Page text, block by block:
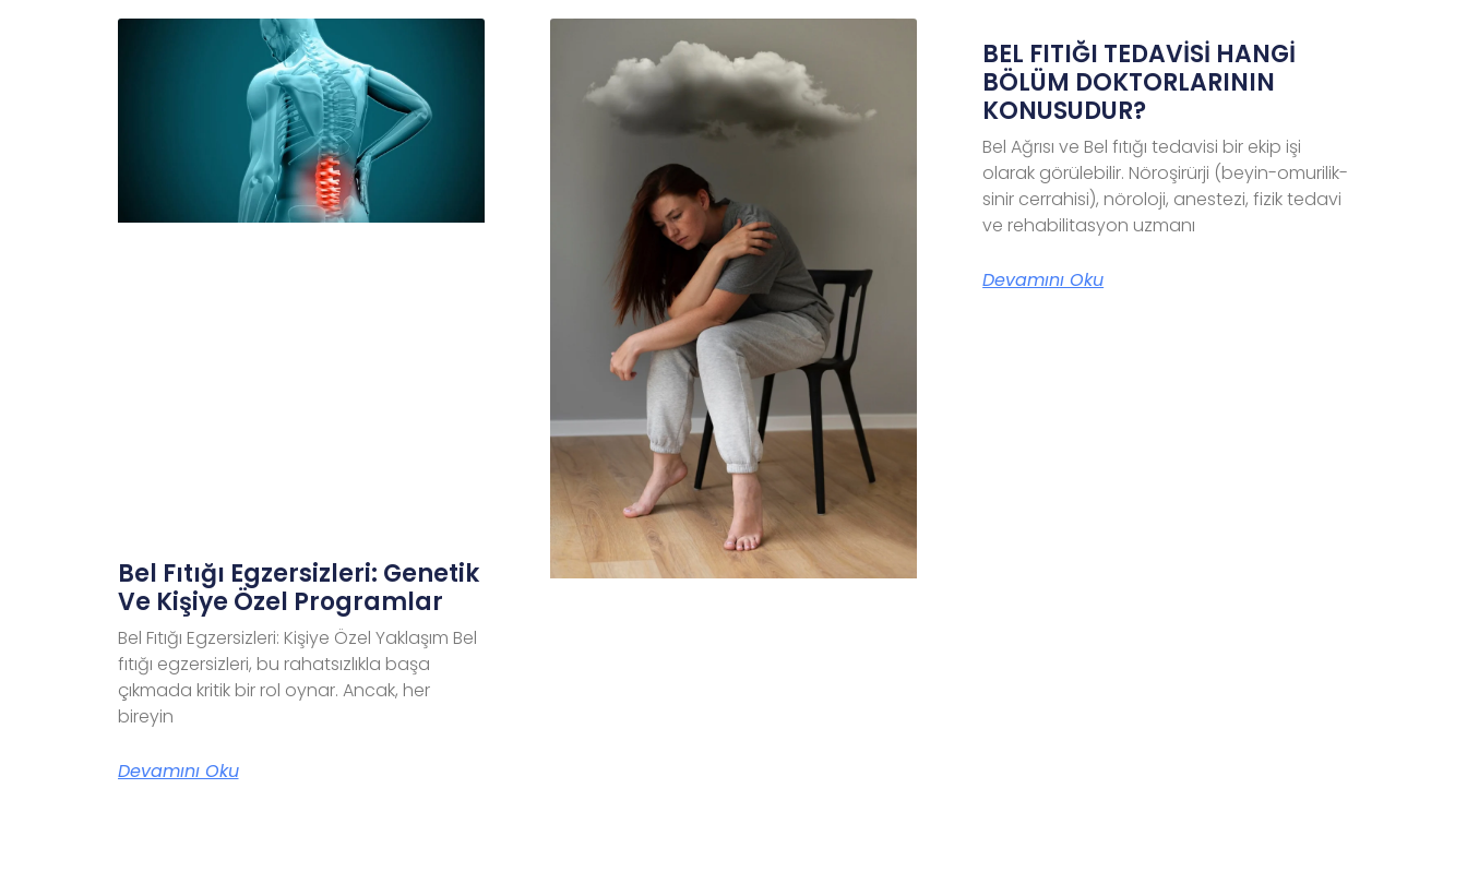
Bel Fıtığı Egzersizleri: Genetik
Ve Kişiye Özel Programlar
Bel Fıtığı Egzersizleri: Kişiye Özel Yaklaşım Bel
fıtığı egzersizleri, bu rahatsızlıkla başa
çıkmada kritik bir rol oynar. Ancak, her
bireyin
Devamını Oku
BEL FITIĞI TEDAVİSİ HANGİ
BÖLÜM DOKTORLARININ
KONUSUDUR?
Bel Ağrısı ve Bel fıtığı tedavisi bir ekip işi
olarak görülebilir. Nöroşirürji (beyin-omurilik-
sinir cerrahisi), nöroloji, anestezi, fizik tedavi
ve rehabilitasyon uzmanı
Devamını Oku